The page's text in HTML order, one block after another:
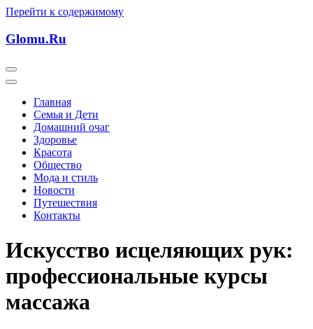
Перейти к содержимому
Glomu.Ru
Главная
Семья и Дети
Домашний очаг
Здоровье
Красота
Общество
Мода и стиль
Новости
Путешествия
Контакты
Искусство исцеляющих рук:
профессиональные курсы
массажа